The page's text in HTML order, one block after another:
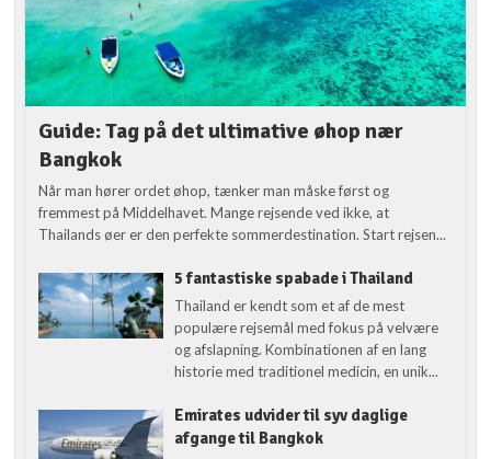
Guide: Tag på det ultimative øhop nær
Bangkok
Når man hører ordet øhop, tænker man måske først og
fremmest på Middelhavet. Mange rejsende ved ikke, at
Thailands øer er den perfekte sommerdestination. Start rejsen...
5 fantastiske spabade i Thailand
Thailand er kendt som et af de mest
populære rejsemål med fokus på velvære
og afslapning. Kombinationen af en lang
historie med traditionel medicin, en unik...
Emirates udvider til syv daglige
afgange til Bangkok